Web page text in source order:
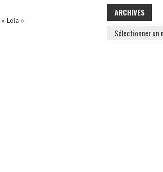
Lola ».
ARCHIVES
ARCHIVES